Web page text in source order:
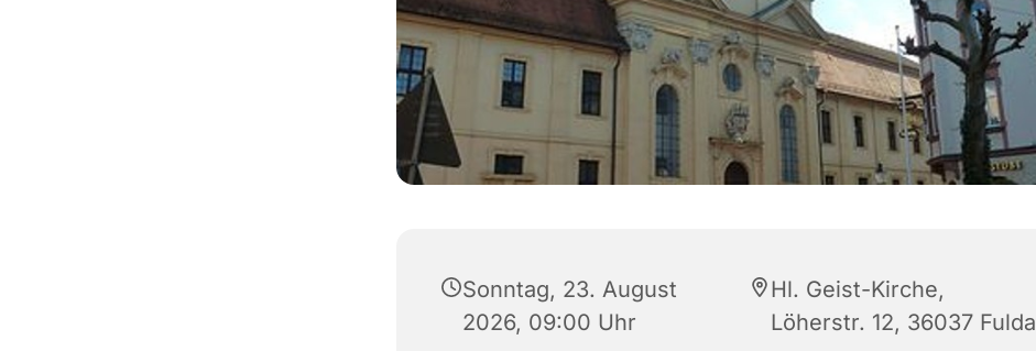
Sonntag, 23. August
2026, 09:00 Uhr
Hl. Geist-Kirche,
Löherstr. 12, 36037 Fulda